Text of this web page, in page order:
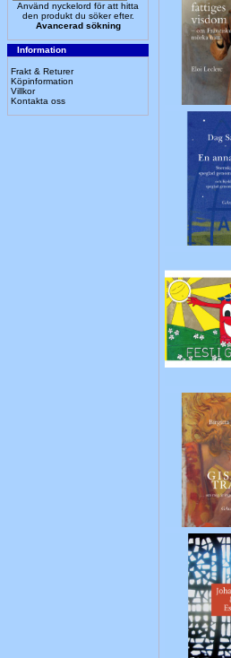
Använd nyckelord för att hitta
den produkt du söker efter.
Avancerad sökning
Information
Frakt & Returer
Köpinformation
Villkor
Kontakta oss